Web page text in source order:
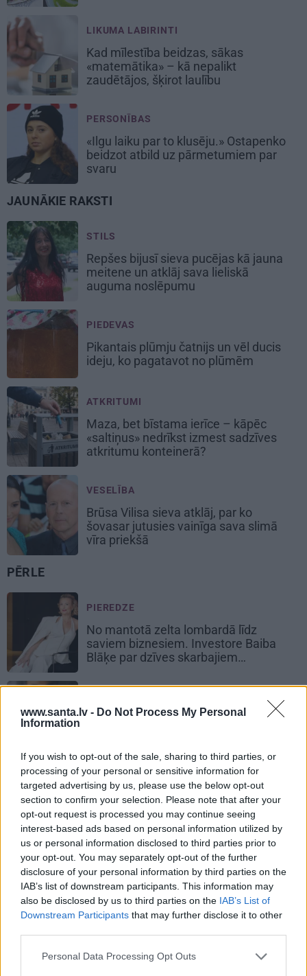
www.santa.lv - Do Not Process My Personal
Information
If you wish to opt-out of the sale, sharing to third parties, or
processing of your personal or sensitive information for
targeted advertising by us, please use the below opt-out
section to confirm your selection. Please note that after your
opt-out request is processed you may continue seeing
interest-based ads based on personal information utilized by
us or personal information disclosed to third parties prior to
your opt-out. You may separately opt-out of the further
disclosure of your personal information by third parties on the
IAB’s list of downstream participants. This information may
also be disclosed by us to third parties on the IAB’s List of
Downstream Participants that may further disclose it to other
Personal Data Processing Opt Outs
LIKUMA LABIRINTI
Kad mīlestība beidzas, sākas
«matemātika» – kā nepalikt
zaudētājos, šķirot laulību
PERSONĪBAS
«Ilgu laiku par to klusēju.» Ostapenko
beidzot atbild uz pārmetumiem par
svaru
JAUNĀKIE RAKSTI
STILS
Repšes bijusī sieva pucējas kā jauna
meitene un atklāj sava lieliskā
auguma noslēpumu
PIEDEVAS
Pikantais plūmju čatnijs un vēl ducis
ideju, ko pagatavot no plūmēm
ATKRITUMI
Maza, bet bīstama ierīce – kāpēc
«saltiņus» nedrīkst izmest sadzīves
atkritumu konteinerā?
VESELĪBA
Brūsa Vilisa sieva atklāj, par ko
šovasar jutusies vainīga sava slimā
vīra priekšā
PĒRLE
PIEREDZE
No mantotā zelta lombardā līdz
saviem biznesiem. Investore Baiba
Blāķe par dzīves skarbajiem
Sausums, apsārtums un kaprīza āda?
NODERĪGI
Latvijas skaistākās pludmales
pārgājienam gar jūru
STILS UN MODE
FOTO: «Visos veikalos meklēju vienu
un to pašu.» Daneviča atklāj sava
stilīgā izskata noslēpumu
UZTURA ZINĀTNE